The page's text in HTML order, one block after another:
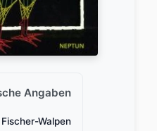
Angaben
Walpen